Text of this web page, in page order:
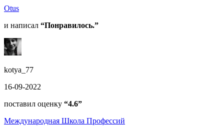
Otus
и написал “Понравилось.”
kotya_77
16-09-2022
поставил оценку “4.6”
Международная Школа Профессий